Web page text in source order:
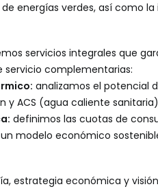
energías verdes, así como
servicios integrales que
servicio complementarias:
analizamos el potencial
y ACS (agua caliente
definimos las cuotas de
modelo económico
estrategia económica y